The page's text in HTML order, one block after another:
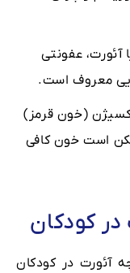
عفونتی
معروف است.
(خون قرمز)
است خون کافی
در کودکان
آئورت در کودکان